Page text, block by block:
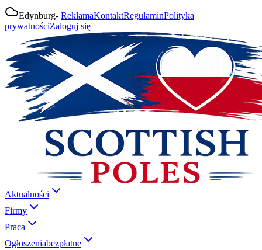
Edynburg- ReklamaKontaktRegulaminPolityka
prywatnościZaloguj się
Aktualności
Firmy
Praca
Ogłoszeniabezpłatne